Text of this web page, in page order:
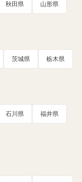
秋田県 山形県
茨城県 栃木県
石川県 福井県